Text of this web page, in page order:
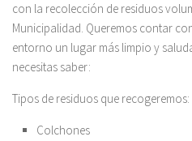
con la recolección de residuos
Municipalidad. Queremos contar
entorno un lugar más limpio y
necesitas saber:
Tipos de residuos que recogeremos:
Colchones